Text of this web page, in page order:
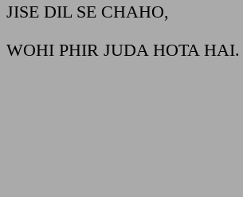
JISE DIL SE CHAHO,
WOHI PHIR JUDA HOTA HAI.